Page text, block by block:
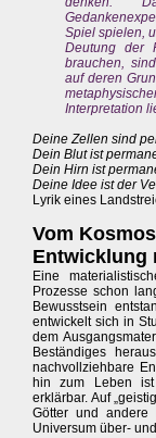
Spiel spielen,
Deutung der
brauchen,
auf deren
Interpretation
Deine Zellen sind
Dein Blut ist
Dein Hirn ist
Deine Idee ist der
Lyrik eines
Vom
Entwicklung
Eine
Prozesse schon
Bewusstsein
entwickelt sich in
dem
Beständiges
nachvollziehbare
hin zum Leben ist
erklärbar. Auf
Götter und andere
Universum über-